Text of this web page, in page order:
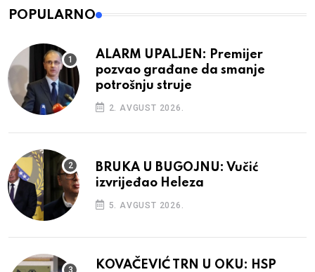
POPULARNO
ALARM UPALJEN: Premijer
pozvao građane da smanje
potrošnju struje
2. AVGUST 2026.
BRUKA U BUGOJNU: Vučić
izvrijeđao Heleza
5. AVGUST 2026.
KOVAČEVIĆ TRN U OKU: HSP